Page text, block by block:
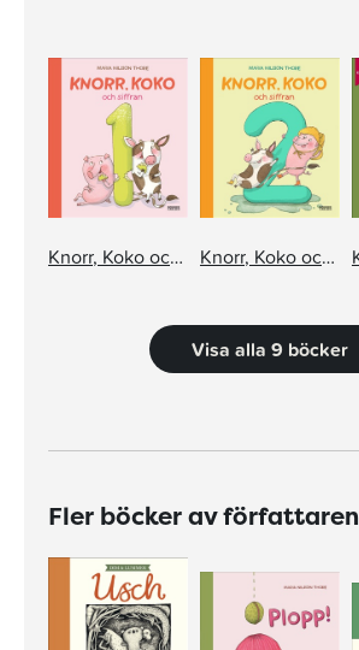
Knorr, Koko och siffran 1 Knorr, Koko och siffran 2
Visa alla 9 böcker
Fler böcker av författaren